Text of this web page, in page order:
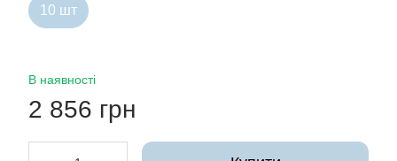
10 шт
В наявності
2 856 грн